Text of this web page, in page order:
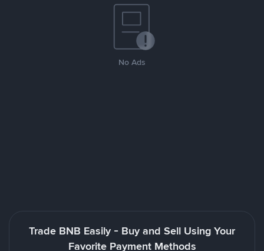
No Ads
Trade BNB Easily - Buy and Sell Using Your
Favorite Payment Methods